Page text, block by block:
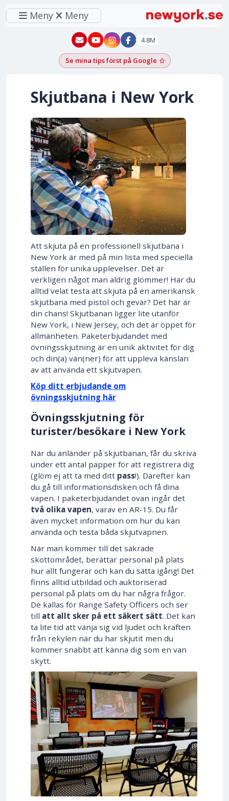
Meny Meny
New York - YouTube
New York - Instagram
4.8M
Se mina tips först på GoogleLägg till som
Skjutbana i New York
Att skjuta på en professionell skjutbana i
New York är med på min lista med speciella
ställen för unika upplevelser. Det är
verkligen något man aldrig glömmer! Har du
alltid velat testa att skjuta på en amerikansk
skjutbana med pistol och gevär? Det här är
din chans! Skjutbanan ligger lite utanför
New York, i New Jersey, och det är öppet för
allmänheten. Paketerbjudandet med
övningsskjutning är en unik aktivitet för dig
och din(a) vän(ner) för att uppleva känslan
av att använda ett skjutvapen.
Köp ditt erbjudande om
övningsskjutning här
Övningsskjutning för
turister/besökare i New York
När du anländer på skjutbanan, får du skriva
under ett antal papper för att registrera dig
(glöm ej att ta med ditt pass!). Därefter kan
du gå till informationsdisken och få dina
vapen. I paketerbjudandet ovan ingår det
två olika vapen, varav en AR-15. Du får
även mycket information om hur du kan
använda och testa båda skjutvapnen.
När man kommer till det säkrade
skottområdet, berättar personal på plats
hur allt fungerar och kan du sätta igång! Det
finns alltid utbildad och auktoriserad
personal på plats om du har några frågor.
De kallas för Range Safety Officers och ser
till att allt sker på ett säkert sätt. Det kan
ta lite tid att vänja sig vid ljudet och kraften
från rekylen när du har skjutit men du
kommer snabbt att känna dig som en van
skytt.